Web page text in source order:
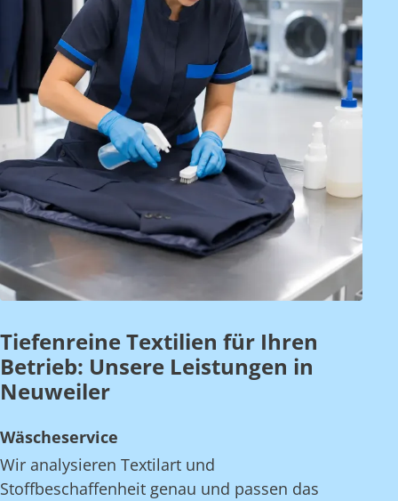
Tiefenreine Textilien für Ihren
Betrieb: Unsere Leistungen in
Neuweiler
Wäscheservice
Wir analysieren Textilart und
Stoffbeschaffenheit genau und passen das